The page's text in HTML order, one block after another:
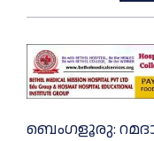
ബെംഗളൂരു: